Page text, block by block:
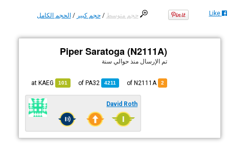
حجم متوسط /حجم كبير /الحجم الكامل Like
Piper Saratoga (N2111A)
تم الإرسال منذ حوالي سنة
2
4211
PA32
101
KAEG
David Roth